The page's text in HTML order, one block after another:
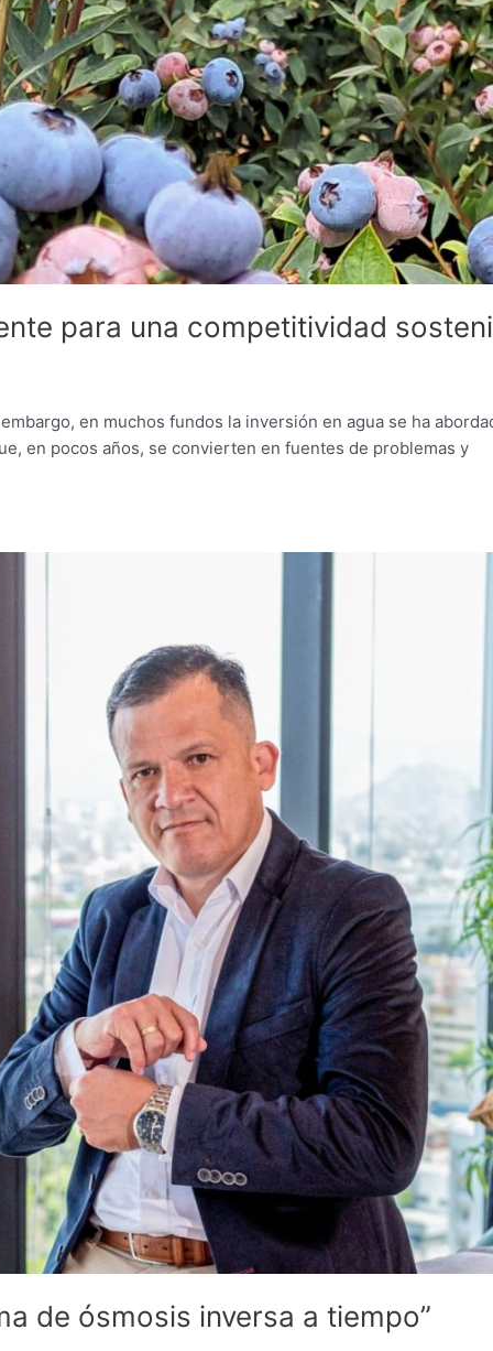
para una competitividad
en muchos fundos la inversión en agua se ha
en pocos años, se convierten en fuentes de problemas y
de ósmosis inversa a tiempo”